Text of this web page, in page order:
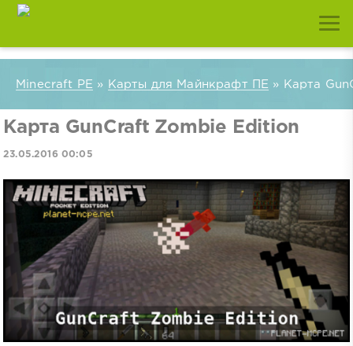
Minecraft PE » Карты для Майнкрафт ПЕ » Карта
Карта GunCraft Zombie Edition
23.05.2016 00:05